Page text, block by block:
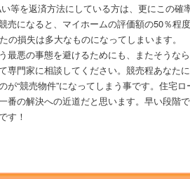
等を返済方法にしている方は、更にこの確
売になると、マイホームの評価額の50％程
の損失は多大なものになってしまいます。
最悪の事態を避けるためにも、またそうな
専門家に相談してください。競売程あなた
が“競売物件”になってしまう事です。住宅
番の解決への近道だと思います。早い段階
す！